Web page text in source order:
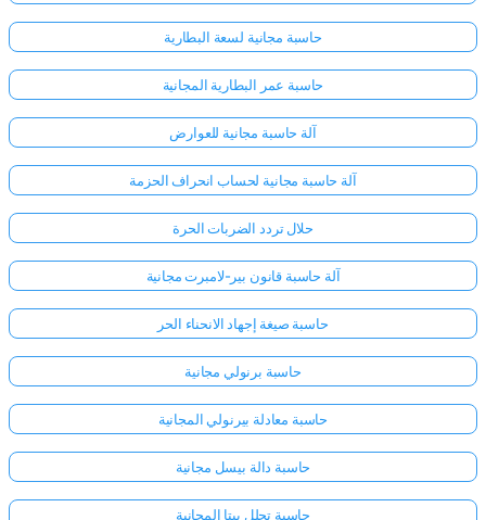
حاسبة مجانية لسعة البطارية
حاسبة عمر البطارية المجانية
آلة حاسبة مجانية للعوارض
آلة حاسبة مجانية لحساب انحراف الحزمة
حلال تردد الضربات الحرة
آلة حاسبة قانون بير-لامبرت مجانية
حاسبة صيغة إجهاد الانحناء الحر
حاسبة برنولي مجانية
حاسبة معادلة بيرنولي المجانية
حاسبة دالة بيسل مجانية
حاسبة تحلل بيتا المجانية